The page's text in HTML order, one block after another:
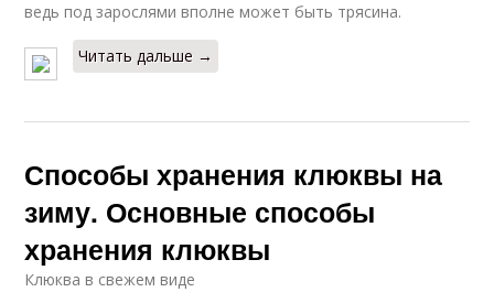
ведь под зарослями вполне может быть трясина.
Читать дальше →
Способы хранения клюквы на
зиму. Основные способы
хранения клюквы
Клюква в свежем виде